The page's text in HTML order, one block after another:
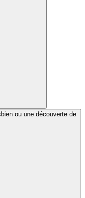
ou une découverte de